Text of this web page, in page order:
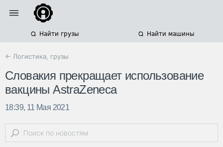
Найти грузы Найти машины
← Логистика, грузы
Словакия прекращает использование
вакцины AstraZeneca
18:39, 11 Мая 2021